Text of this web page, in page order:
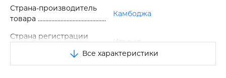
Слегка закругленный подол.
Страна-производитель
товара
Камбоджа
Страна регистрации
Италия
Размер
S
Все характеристики